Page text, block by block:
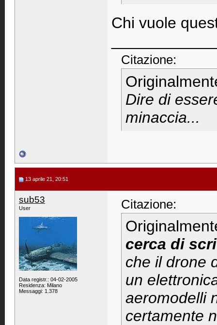
Chi vuole
Citazione:
Dire di
minaccia...
13 aprile 21, 20:51
sub53
User
Data registr.: 04-02-2005
Residenza: Milano
Messaggi: 1.378
Citazione:
cerca di
che il drone
un
aeromodelli
certamente